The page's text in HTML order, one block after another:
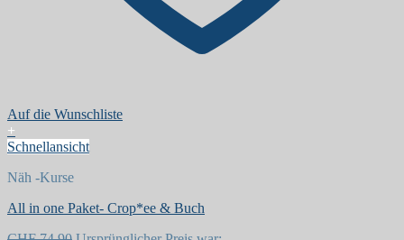
Auf die Wunschliste
+
Schnellansicht
Näh -Kurse
All in one Paket- Crop*ee & Buch